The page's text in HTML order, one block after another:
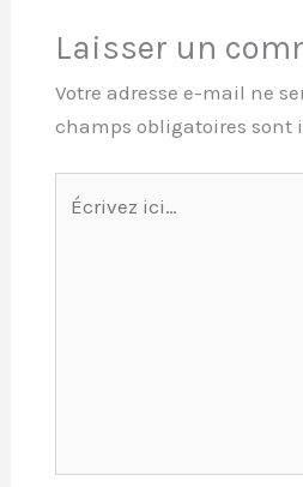
Laisser un
Votre adresse e-mail ne
champs obligatoires sont